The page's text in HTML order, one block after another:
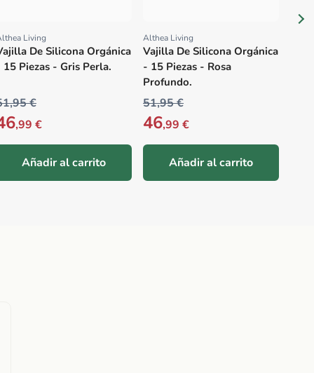
Living
De Silicona Orgánica
15 Piezas - Gris Perla.
€
,99 €
Añadir al carrito
Proveedor:
Althea Living
Vajilla De Silicona Orgánica
- 15 Piezas - Rosa
Profundo.
51,95 €
46,99 €
Añadir al carrito